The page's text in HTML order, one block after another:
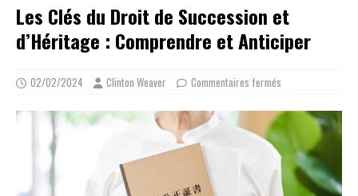
Les Clés du Droit de Succession et
d’Héritage : Comprendre et Anticiper
02/02/2024 Clinton Weaver Commentaires fermés